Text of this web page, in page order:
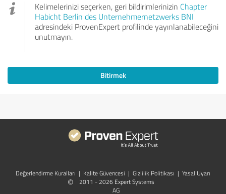
Kelimelerinizi seçerken, geri bildirimlerinizin Chapter
Habicht Berlin des Unternehmernetzwerks BNI
adresindeki ProvenExpert profilinde yayınlanabileceğini
unutmayın.
Bitirmek
Değerlendirme Kuralları | Kalite Güvencesi | Gizlilik Politikası | Yasal Uyarı
©
2011 - 2026 Expert Systems
AG